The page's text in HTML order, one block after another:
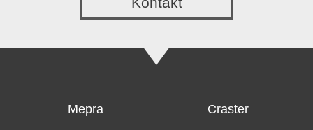
Mepra Craster